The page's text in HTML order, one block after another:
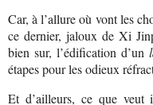
Car, à l’allure où vont les
ce dernier, jaloux de Xi
bien sur, l’édification d’un
étapes pour les odieux
Et d’ailleurs, ce que veut